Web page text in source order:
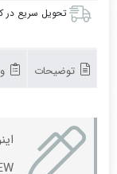
تحویل سریع در
توضیحات